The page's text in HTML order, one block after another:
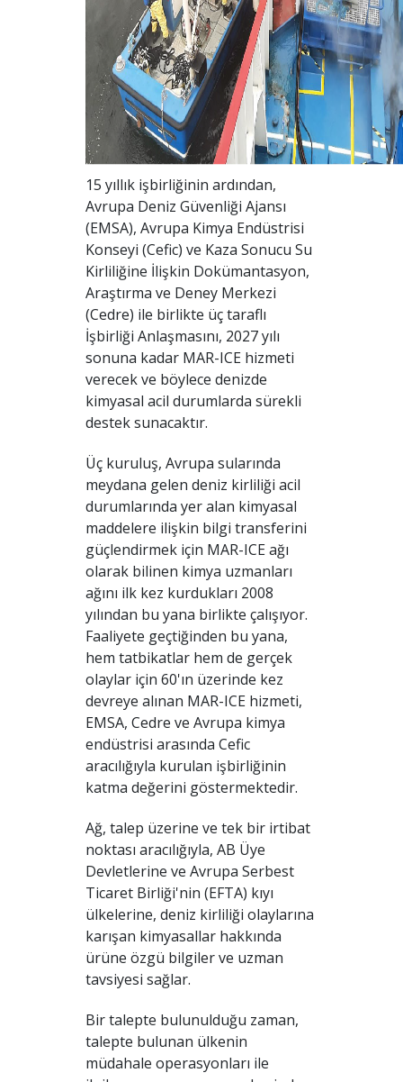
15 yıllık işbirliğinin ardından,
Avrupa Deniz Güvenliği Ajansı
(EMSA), Avrupa Kimya Endüstrisi
Konseyi (Cefic) ve Kaza Sonucu Su
Kirliliğine İlişkin Dokümantasyon,
Araştırma ve Deney Merkezi
(Cedre) ile birlikte üç taraflı
İşbirliği Anlaşmasını, 2027 yılı
sonuna kadar MAR-ICE hizmeti
verecek ve böylece denizde
kimyasal acil durumlarda sürekli
destek sunacaktır.
Üç kuruluş, Avrupa sularında
meydana gelen deniz kirliliği acil
durumlarında yer alan kimyasal
maddelere ilişkin bilgi transferini
güçlendirmek için MAR-ICE ağı
olarak bilinen kimya uzmanları
ağını ilk kez kurdukları 2008
yılından bu yana birlikte çalışıyor.
Faaliyete geçtiğinden bu yana,
hem tatbikatlar hem de gerçek
olaylar için 60'ın üzerinde kez
devreye alınan MAR-ICE hizmeti,
EMSA, Cedre ve Avrupa kimya
endüstrisi arasında Cefic
aracılığıyla kurulan işbirliğinin
katma değerini göstermektedir.
Ağ, talep üzerine ve tek bir irtibat
noktası aracılığıyla, AB Üye
Devletlerine ve Avrupa Serbest
Ticaret Birliği'nin (EFTA) kıyı
ülkelerine, deniz kirliliği olaylarına
karışan kimyasallar hakkında
ürüne özgü bilgiler ve uzman
tavsiyesi sağlar.
Bir talepte bulunulduğu zaman,
talepte bulunan ülkenin
müdahale operasyonları ile